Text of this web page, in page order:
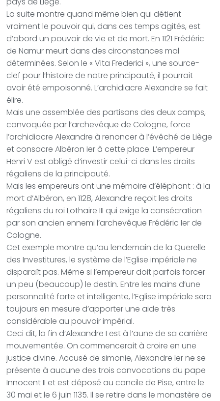
La suite montre quand même bien qui détient
vraiment le pouvoir qui, dans ces temps agités, est
d’abord un pouvoir de vie et de mort. En 1121 Frédéric
de Namur meurt dans des circonstances mal
déterminées. Selon le « Vita Frederici », une source-
clef pour l’histoire de notre principauté, il pourrait
avoir été empoisonné. L’archidiacre Alexandre se fait
élire.
Mais une assemblée des partisans des deux camps,
convoquée par l’archevêque de Cologne, force
l’archidiacre Alexandre à renoncer à l’évêché de Liège
et consacre Albéron Ier à cette place. L’empereur
Henri V est obligé d’investir celui-ci dans les droits
régaliens de la principauté.
Mais les empereurs ont une mémoire d’éléphant : à la
mort d’Albéron, en 1128, Alexandre reçoit les droits
régaliens du roi Lothaire III qui exige la consécration
par son ancien ennemi l’archevêque Frédéric Ier de
Cologne.
Cet exemple montre qu’au lendemain de la Querelle
des Investitures, le système de l’Eglise impériale ne
disparaît pas. Même si l’empereur doit parfois forcer
un peu (beaucoup) le destin. Entre les mains d’une
personnalité forte et intelligente, l’Eglise impériale sera
toujours en mesure d’apporter une aide très
considérable au pouvoir impérial.
Ceci dit, la fin d’Alexandre I est à l’aune de sa carrière
mouvementée. On commencerait à croire en une
justice divine. Accusé de simonie, Alexandre Ier ne se
présente à aucune des trois convocations du pape
Innocent II et est déposé au concile de Pise, entre le
30 mai et le 6 juin 1135. Il se retire dans le monastère de